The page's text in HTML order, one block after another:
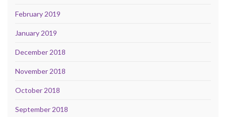
February 2019
January 2019
December 2018
November 2018
October 2018
September 2018